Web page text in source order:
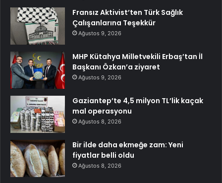
Fransız Aktivist’ten Türk Sağlık
Çalışanlarına Teşekkür
Ağustos 9, 2026
MHP Kütahya Milletvekili Erbaş’tan İl
Başkanı Özkan’a ziyaret
Ağustos 9, 2026
Gaziantep’te 4,5 milyon TL’lik kaçak
mal operasyonu
Ağustos 8, 2026
Bir ilde daha ekmeğe zam: Yeni
fiyatlar belli oldu
Ağustos 8, 2026